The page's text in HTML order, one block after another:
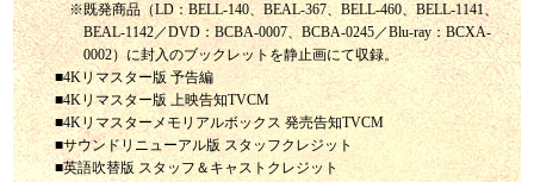
※既発商品（LD：BELL-140、BEAL-367、BELL-460、BELL-1141、
BEAL-1142／DVD：BCBA-0007、BCBA-0245／Blu-ray：BCXA-
0002）に封入のブックレットを静止画にて収録。
■4Kリマスター版 予告編
■4Kリマスター版 上映告知TVCM
■4Kリマスターメモリアルボックス 発売告知TVCM
■サウンドリニューアル版 スタッフクレジット
■英語吹替版 スタッフ＆キャストクレジット